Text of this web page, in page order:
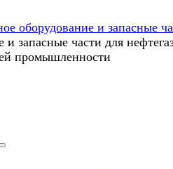
запасные части для
промышленности